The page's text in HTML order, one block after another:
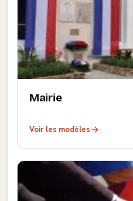
Mairie
Voir les modèles